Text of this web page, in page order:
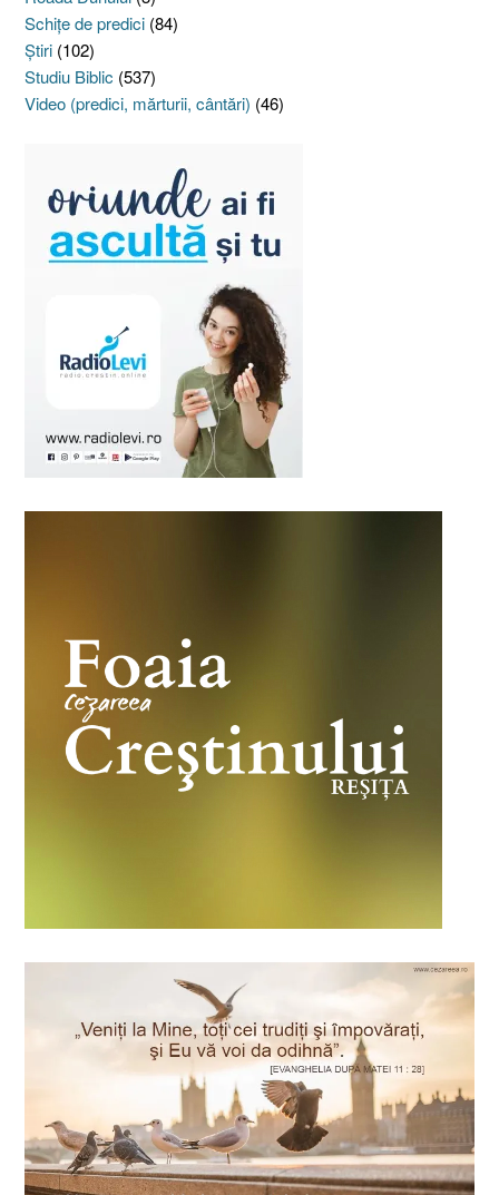
Schiţe de predici (84)
Ştiri (102)
Studiu Biblic (537)
Video (predici, mărturii, cântări) (46)